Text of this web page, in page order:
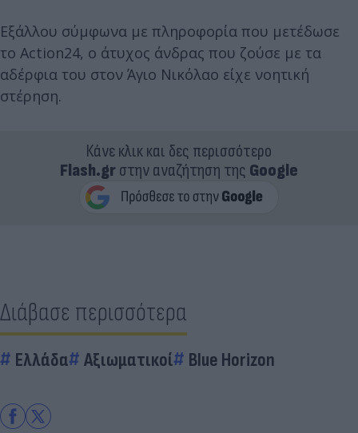
Εξάλλου σύμφωνα με πληροφορία που μετέδωσε
το Action24, ο άτυχος άνδρας που ζούσε με τα
αδέρφια του στον Άγιο Νικόλαο είχε νοητική
στέρηση.
Κάνε κλικ και δες περισσότερο
Flash.grστην αναζήτηση της Google
Διάβασε περισσότερα
Ελλάδα Αξιωματικοί Blue Horizon